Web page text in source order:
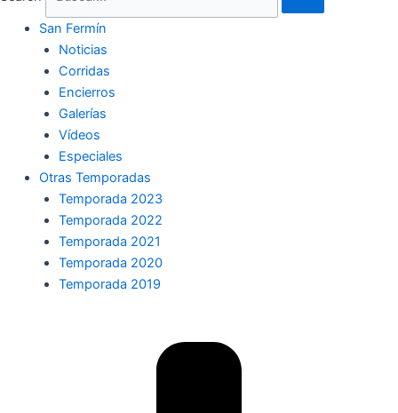
San Fermín
Noticias
Corridas
Encierros
Galerías
Vídeos
Especiales
Otras Temporadas
Temporada 2023
Temporada 2022
Temporada 2021
Temporada 2020
Temporada 2019